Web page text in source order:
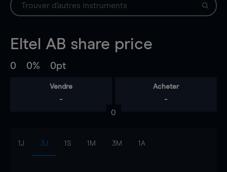
Eltel AB share price
0 0% 0pt
Vendre
-
Acheter
-
0
1J 3J 1S 1M 3M 1A